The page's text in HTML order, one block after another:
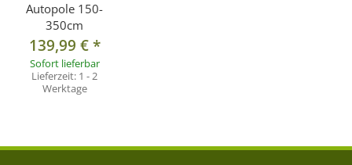
Autopole 150-
350cm
139,99 €*
Sofort lieferbar
Lieferzeit: 1 - 2
Werktage